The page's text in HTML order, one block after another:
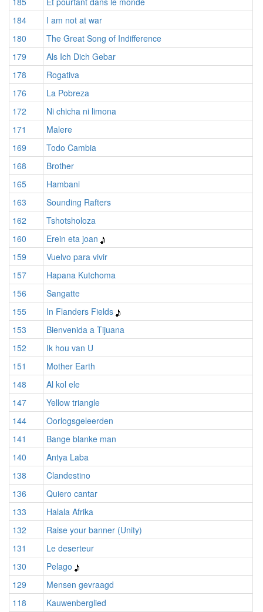
184
I am not at war
180
The Great Song of Indifference
179
Als Ich Dich Gebar
178
Rogativa
176
La Pobreza
172
Ni chicha ni limona
171
Malere
169
Todo Cambia
168
Brother
165
Hambani
163
Sounding Rafters
162
Tshotsholoza
160
Erein eta joan
159
Vuelvo para vivir
157
Hapana Kutchoma
156
Sangatte
155
In Flanders Fields
153
Bienvenida a Tijuana
152
Ik hou van U
151
Mother Earth
148
Al kol ele
147
Yellow triangle
144
Oorlogsgeleerden
141
Bange blanke man
140
Antya Laba
138
Clandestino
136
Quiero cantar
133
Halala Afrika
132
Raise your banner (Unity)
131
Le deserteur
130
Pelago
129
Mensen gevraagd
118
Kauwenberglied